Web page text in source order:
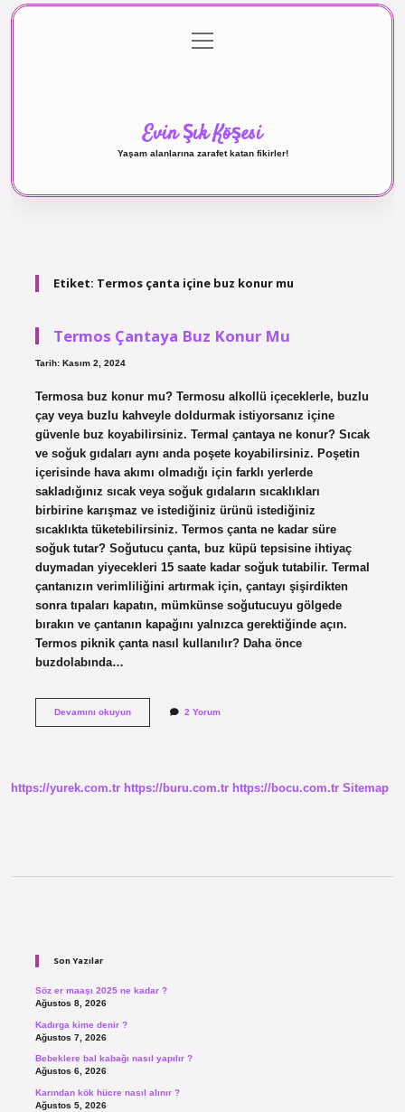
Gizlilik Politikası
menüyü
aç
Evin Şık Köşesi
Yaşam alanlarına zarafet katan fikirler!
Etiket: Termos çanta içine buz konur mu
Termos Çantaya Buz Konur Mu
Tarih: Kasım 2, 2024
Termosa buz konur mu? Termosu alkollü içeceklerle, buzlu
çay veya buzlu kahveyle doldurmak istiyorsanız içine
güvenle buz koyabilirsiniz. Termal çantaya ne konur? Sıcak
ve soğuk gıdaları aynı anda poşete koyabilirsiniz. Poşetin
içerisinde hava akımı olmadığı için farklı yerlerde
sakladığınız sıcak veya soğuk gıdaların sıcaklıkları
birbirine karışmaz ve istediğiniz ürünü istediğiniz
sıcaklıkta tüketebilirsiniz. Termos çanta ne kadar süre
soğuk tutar? Soğutucu çanta, buz küpü tepsisine ihtiyaç
duymadan yiyecekleri 15 saate kadar soğuk tutabilir. Termal
çantanızın verimliliğini artırmak için, çantayı şişirdikten
sonra tıpaları kapatın, mümkünse soğutucuyu gölgede
bırakın ve çantanın kapağını yalnızca gerektiğinde açın.
Termos piknik çanta nasıl kullanılır? Daha önce
buzdolabında…
Devamını okuyunTermos
2 Yorum
https://yurek.com.tr https://buru.com.tr https://bocu.com.tr Sitemap
Son Yazılar
Söz er maaşı 2025 ne kadar ?
Ağustos 8, 2026
Kadırga kime denir ?
Ağustos 7, 2026
Bebeklere bal kabağı nasıl yapılır ?
Ağustos 6, 2026
Karından kök hücre nasıl alınır ?
Ağustos 5, 2026